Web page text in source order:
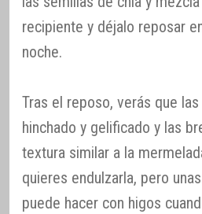
recipiente y déjalo reposar
noche.
Tras el reposo, verás que
hinchado y gelificado y las
textura similar a la
quieres endulzarla, pero
puede hacer con higos